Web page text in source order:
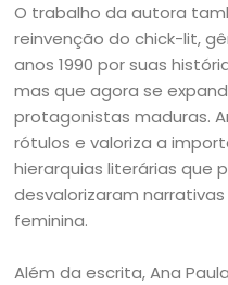
O trabalho da autora
reinvenção do chick-lit,
anos 1990 por suas
mas que agora se
protagonistas maduras.
rótulos e valoriza a
hierarquias literárias que
desvalorizaram
feminina.
Além da escrita, Ana